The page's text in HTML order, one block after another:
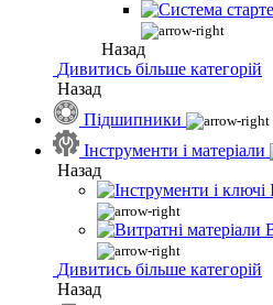
Назад
Дивитись більше категорій
Назад
Підшипники
Інструменти і матеріали
Назад
Дивитись більше категорій
Назад